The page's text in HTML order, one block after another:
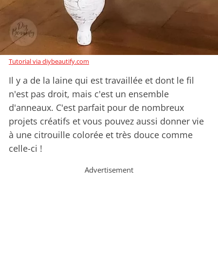
Tutorial via diybeautify.com
Il y a de la laine qui est travaillée et dont le fil
n'est pas droit, mais c'est un ensemble
d'anneaux. C'est parfait pour de nombreux
projets créatifs et vous pouvez aussi donner vie
à une citrouille colorée et très douce comme
celle-ci !
Advertisement